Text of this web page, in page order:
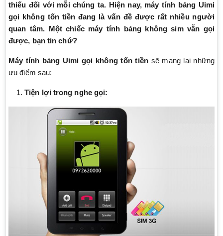
thiếu đối với mỗi chúng ta. Hiện nay, máy tính bảng Uimi
gọi không tốn tiền đang là vấn đề được rất nhiều người
quan tâm. Một chiếc máy tính bảng không sim vẫn gọi
được, bạn tin chứ?
Máy tính bảng Uimi gọi không tốn tiềnsẽ mang lại những
ưu điểm sau:
Tiện lợi trong nghe gọi: